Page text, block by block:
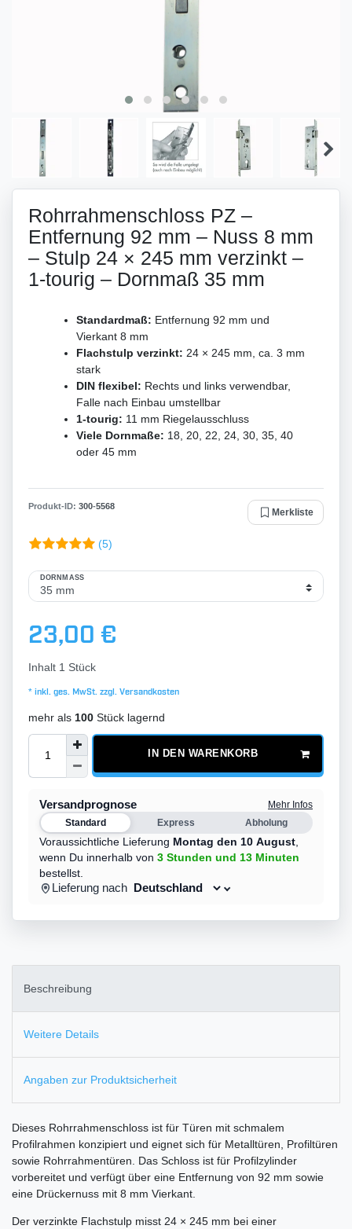
Rohrrahmenschloss PZ –
Entfernung 92 mm – Nuss 8 mm
– Stulp 24 × 245 mm verzinkt –
1-tourig – Dornmaß 35 mm
Standardmaß: Entfernung 92 mm und
Vierkant 8 mm
Flachstulp verzinkt: 24 × 245 mm, ca. 3 mm
stark
DIN flexibel: Rechts und links verwendbar,
Falle nach Einbau umstellbar
1-tourig: 11 mm Riegelausschluss
Viele Dornmaße: 18, 20, 22, 24, 30, 35, 40
oder 45 mm
Produkt-ID: 300-5568
Merkliste
(5)
DORNMASS
23,00 €
Inhalt 1 Stück
* inkl. ges. MwSt. zzgl. Versandkosten
mehr als 100 Stück lagernd
IN DEN WARENKORB
Versandprognose
Mehr Infos
Standard
Express Abholung
Voraussichtliche Lieferung Montag den 10 August,
wenn Du innerhalb von 3 Stunden und 13 Minuten
bestellst.
Lieferung nach
Beschreibung
Weitere Details
Angaben zur Produktsicherheit
Dieses Rohrrahmenschloss ist für Türen mit schmalem
Profilrahmen konzipiert und eignet sich für Metalltüren, Profiltüren
sowie Rohrrahmentüren. Das Schloss ist für Profilzylinder
vorbereitet und verfügt über eine Entfernung von 92 mm sowie
eine Drückernuss mit 8 mm Vierkant.
Der verzinkte Flachstulp misst 24 × 245 mm bei einer